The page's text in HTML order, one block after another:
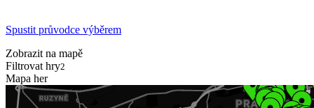
Spustit průvodce výběrem
Zobrazit na mapě
Filtrovat hry2
Mapa her